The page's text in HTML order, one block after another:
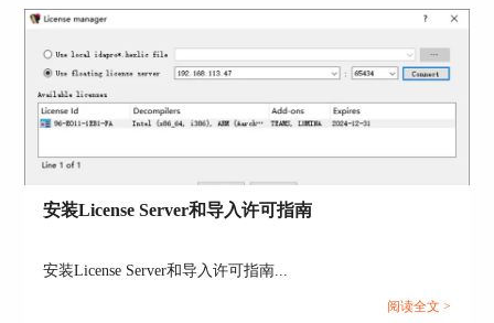
安装License Server和导入许可指南
安装License Server和导入许可指南...
阅读全文 >